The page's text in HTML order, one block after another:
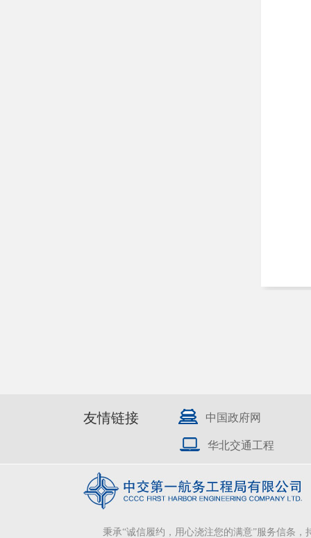
友情链接 中国政府网
华北交通工程
秉承“诚信履约，用心浇注您的满意”服务信条，